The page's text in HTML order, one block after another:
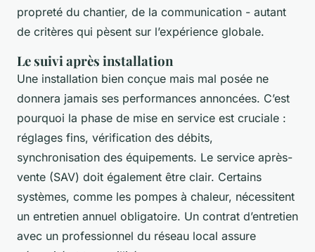
propreté du chantier, de la communication - autant
de critères qui pèsent sur l’expérience globale.
Le suivi après installation
Une installation bien conçue mais mal posée ne
donnera jamais ses performances annoncées. C’est
pourquoi la phase de mise en service est cruciale :
réglages fins, vérification des débits,
synchronisation des équipements. Le service après-
vente (SAV) doit également être clair. Certains
systèmes, comme les pompes à chaleur, nécessitent
un entretien annuel obligatoire. Un contrat d’entretien
avec un professionnel du réseau local assure